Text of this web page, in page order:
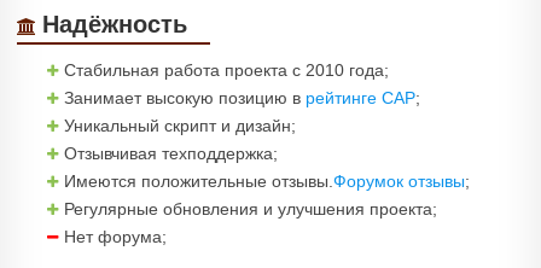
Надёжность
Стабильная работа проекта с 2010 года;
Занимает высокую позицию в рейтинге САР;
Уникальный скрипт и дизайн;
Отзывчивая техподдержка;
Имеются положительные отзывы. Форумок отзывы;
Регулярные обновления и улучшения проекта;
Нет форума;